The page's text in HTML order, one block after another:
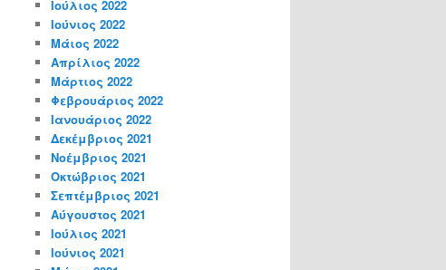
Ιούλιος 2022
Ιούνιος 2022
Μάιος 2022
Απρίλιος 2022
Μάρτιος 2022
Φεβρουάριος 2022
Ιανουάριος 2022
Δεκέμβριος 2021
Νοέμβριος 2021
Οκτώβριος 2021
Σεπτέμβριος 2021
Αύγουστος 2021
Ιούλιος 2021
Ιούνιος 2021